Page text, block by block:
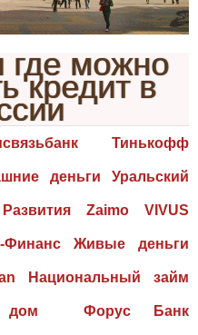
где можно
кредит в
Тинькофф
деньги Уральский
Zaimo VIVUS
Живые деньги
Национальный займ
дом Форус Банк